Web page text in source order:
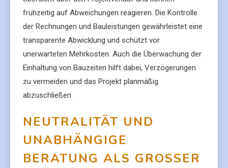
frühzeitig auf Abweichungen reagieren. Die Kontrolle
der Rechnungen und Bauleistungen gewährleistet eine
transparente Abwicklung und schützt vor
unerwarteten Mehrkosten. Auch die Überwachung der
Einhaltung von Bauzeiten hilft dabei, Verzögerungen
zu vermeiden und das Projekt planmäßig
abzuschließen.
NEUTRALITÄT UND
UNABHÄNGIGE
BERATUNG ALS GROSSER V